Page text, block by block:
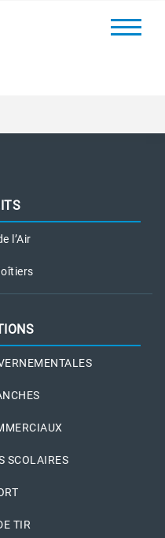
l’Air
SCOLAIRES
TIR